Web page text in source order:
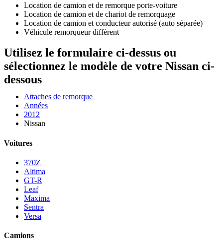
Location de camion et de remorque porte-voiture
Location de camion et de chariot de remorquage
Location de camion et conducteur autorisé (auto séparée)
Véhicule remorqueur différent
Utilisez le formulaire ci-dessus ou
sélectionnez le modèle de votre Nissan ci-
dessous
Attaches de remorque
Années
2012
Nissan
Voitures
370Z
Altima
GT-R
Leaf
Maxima
Sentra
Versa
Camions